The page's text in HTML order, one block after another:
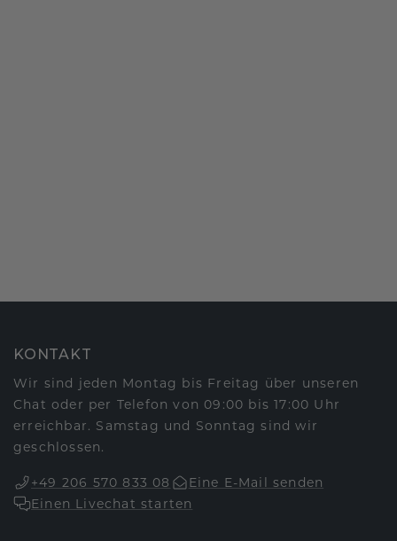
KONTAKT
Wir sind jeden Montag bis Freitag über unseren
Chat oder per Telefon von 09:00 bis 17:00 Uhr
erreichbar. Samstag und Sonntag sind wir
geschlossen.
+49 206 570 833 08
Eine E-Mail senden
Einen Livechat starten